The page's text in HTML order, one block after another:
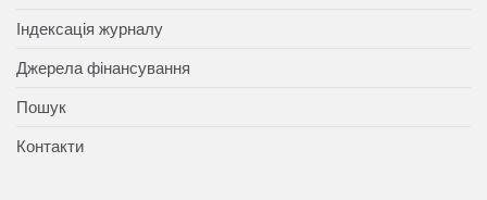
Індексація журналу
Джерела фінансування
Пошук
Контакти